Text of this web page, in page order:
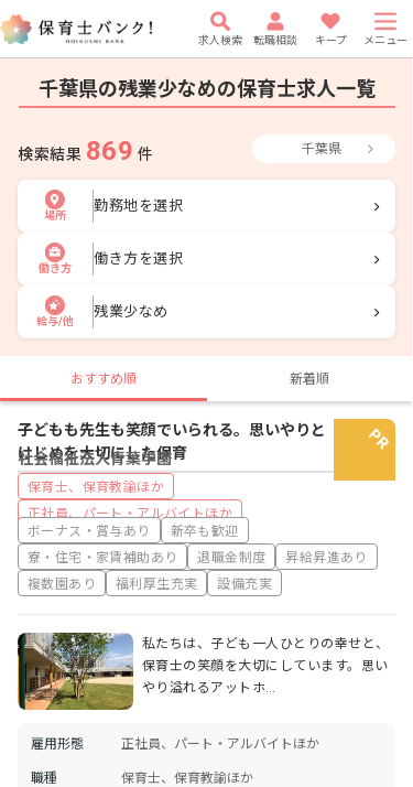
求人検索 転職相談 キープ メニュー
千葉県の残業少なめの保育士求人一覧
検索結果 869 件 千葉県
場所
勤務地を選択
働き方
働き方を選択
給与/他
残業少なめ
おすすめ順 新着順
社会福祉法人青葉学園
保育士、保育教諭ほか
正社員、パート・アルバイトほか
子どもも先生も笑顔でいられる。思いやりと
けじめを大切にした保育
ボーナス・賞与あり
新卒も歓迎
寮・住宅・家賃補助あり
退職金制度
昇給昇進あり
複数園あり
福利厚生充実 設備充実
私たちは、子ども一人ひとりの幸せと、
保育士の笑顔を大切にしています。思い
やり溢れるアットホ…
雇用形態 正社員、パート・アルバイトほか
職種 保育士、保育教諭ほか